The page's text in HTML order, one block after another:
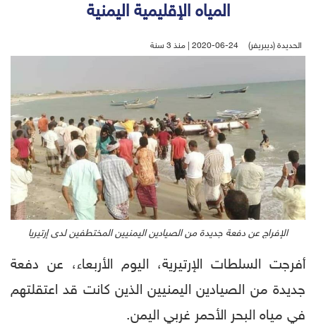
المياه الإقليمية اليمنية
الحديدة (ديبريفر) 2020-06-24 | منذ 3 سنة
الإفراج عن دفعة جديدة من الصيادين اليمنيين المختطفين لدى إرتيريا
أفرجت السلطات الإرتيرية، اليوم الأربعاء، عن دفعة
جديدة من الصيادين اليمنيين الذين كانت قد اعتقلتهم
في مياه البحر الأحمر غربي اليمن.